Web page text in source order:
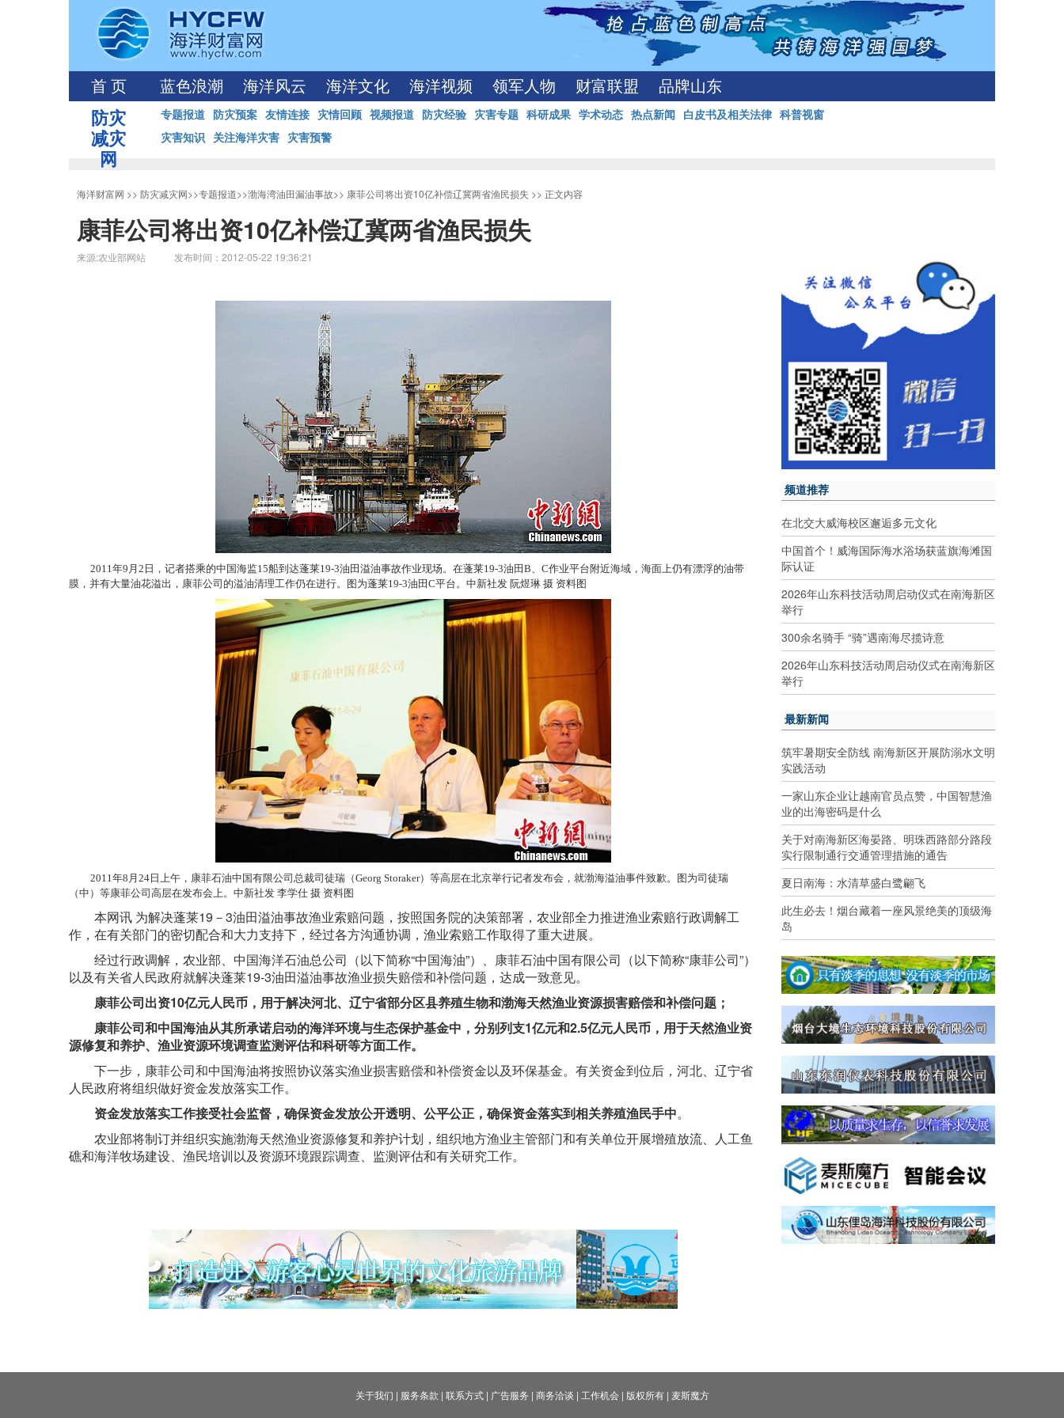
首 页 蓝色浪潮 海洋风云 海洋文化 海洋视频 领军人物 财富联盟 品牌山东
防灾
减灾
网
专题报道 防灾预案 友情连接 灾情回顾 视频报道 防灾经验 灾害专题 科研成果 学术动态 热点新闻 白皮书及相关法律 科普视窗
灾害知识 关注海洋灾害 灾害预警
海洋财富网 >> 防灾减灾网>>专题报道>>渤海湾油田漏油事故>> 康菲公司将出资10亿补偿辽冀两省渔民损失 >> 正文内容
康菲公司将出资10亿补偿辽冀两省渔民损失
来源:农业部网站 发布时间：2012-05-22 19:36:21
2011年9月2日，记者搭乘的中国海监15船到达蓬莱19-3油田溢油事故作业现场。在蓬莱19-3油田B、C作业平台附近海域，海面上仍有漂浮的油带
膜，并有大量油花溢出，康菲公司的溢油清理工作仍在进行。图为蓬莱19-3油田C平台。中新社发 阮煜琳 摄 资料图
2011年8月24日上午，康菲石油中国有限公司总裁司徒瑞（Georg Storaker）等高层在北京举行记者发布会，就渤海溢油事件致歉。图为司徒瑞
（中）等康菲公司高层在发布会上。中新社发 李学仕 摄 资料图
本网讯 为解决蓬莱19－3油田溢油事故渔业索赔问题，按照国务院的决策部署，农业部全力推进渔业索赔行政调解工
作，在有关部门的密切配合和大力支持下，经过各方沟通协调，渔业索赔工作取得了重大进展。
经过行政调解，农业部、中国海洋石油总公司（以下简称“中国海油”）、康菲石油中国有限公司（以下简称“康菲公司”）
以及有关省人民政府就解决蓬莱19-3油田溢油事故渔业损失赔偿和补偿问题，达成一致意见。
康菲公司出资10亿元人民币，用于解决河北、辽宁省部分区县养殖生物和渤海天然渔业资源损害赔偿和补偿问题；
康菲公司和中国海油从其所承诺启动的海洋环境与生态保护基金中，分别列支1亿元和2.5亿元人民币，用于天然渔业资
源修复和养护、渔业资源环境调查监测评估和科研等方面工作。
下一步，康菲公司和中国海油将按照协议落实渔业损害赔偿和补偿资金以及环保基金。有关资金到位后，河北、辽宁省
人民政府将组织做好资金发放落实工作。
资金发放落实工作接受社会监督，确保资金发放公开透明、公平公正，确保资金落实到相关养殖渔民手中。
农业部将制订并组织实施渤海天然渔业资源修复和养护计划，组织地方渔业主管部门和有关单位开展增殖放流、人工鱼
礁和海洋牧场建设、渔民培训以及资源环境跟踪调查、监测评估和有关研究工作。
频道推荐
在北交大威海校区邂逅多元文化
中国首个！威海国际海水浴场获蓝旗海滩国
际认证
2026年山东科技活动周启动仪式在南海新区
举行
300余名骑手 “骑”遇南海尽揽诗意
2026年山东科技活动周启动仪式在南海新区
举行
最新新闻
筑牢暑期安全防线 南海新区开展防溺水文明
实践活动
一家山东企业让越南官员点赞，中国智慧渔
业的出海密码是什么
关于对南海新区海晏路、明珠西路部分路段
实行限制通行交通管理措施的通告
夏日南海：水清草盛白鹭翩飞
此生必去！烟台藏着一座风景绝美的顶级海
岛
关于我们 | 服务条款 | 联系方式| 广告服务 | 商务洽谈 | 工作机会| 版权所有| 麦斯魔方